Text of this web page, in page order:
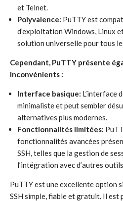
et Telnet.
Polyvalence: PuTTY est
d’exploitation Windows, Linux
solution universelle pour tous
Cependant, PuTTY présente
inconvénients :
Interface basique: L’interface
minimaliste et peut sembler
alternatives plus modernes.
Fonctionnalités limitées:
fonctionnalités avancées
SSH, telles que la gestion de
l’intégration avec d’autres
PuTTY est une excellente option
SSH simple, fiable et gratuit. Il